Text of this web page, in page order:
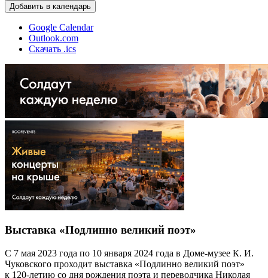
Добавить в календарь
Google Calendar
Outlook.com
Скачать .ics
Выставка «Подлинно великий поэт»
С 7 мая 2023 года по 10 января 2024 года в Доме-музее К. И.
Чуковского проходит выставка «Подлинно великий поэт»
к 120-летию со дня рождения поэта и переводчика Николая